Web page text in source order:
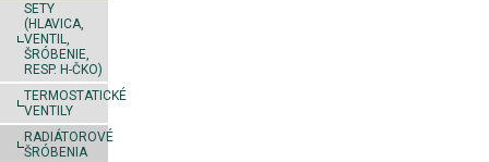
SETY
(HLAVICA,
VENTIL,
ŠRÓBENIE,
RESP. H-ČKO)
TERMOSTATICKÉ
VENTILY
RADIÁTOROVÉ
ŠRÓBENIA